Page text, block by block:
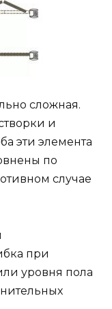
сложная.
и
эти элемента
по
случае
при
уровня пола